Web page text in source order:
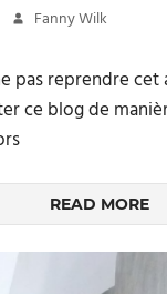
Fanny Wilk
pas reprendre
ce blog de
READ MORE